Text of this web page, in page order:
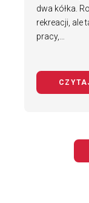
dwa kółka.
rekreacji, ale
pracy,…